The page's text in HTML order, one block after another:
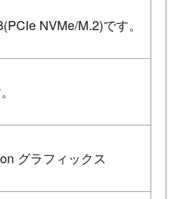
NVMe/M.2)です。
グラフィックス